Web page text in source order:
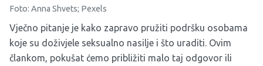
Foto: Anna Shvets; Pexels
Vječno pitanje je kako zapravo pružiti podršku osobama
koje su doživjele seksualno nasilje i što uraditi. Ovim
člankom, pokušat ćemo približiti malo taj odgovor ili